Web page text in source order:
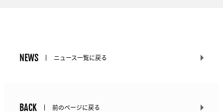
NEWS ニュース一覧に戻る
BACK 前のページに戻る